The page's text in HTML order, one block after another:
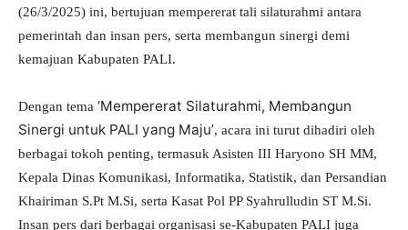
(26/3/2025) ini, bertujuan mempererat tali silaturahmi antara
pemerintah dan insan pers, serta membangun sinergi demi
kemajuan Kabupaten PALI.
Dengan tema ‘Mempererat Silaturahmi, Membangun
Sinergi untuk PALI yang Maju’, acara ini turut dihadiri oleh
berbagai tokoh penting, termasuk Asisten III Haryono SH MM,
Kepala Dinas Komunikasi, Informatika, Statistik, dan Persandian
Khairiman S.Pt M.Si, serta Kasat Pol PP Syahrulludin ST M.Si.
Insan pers dari berbagai organisasi se-Kabupaten PALI juga